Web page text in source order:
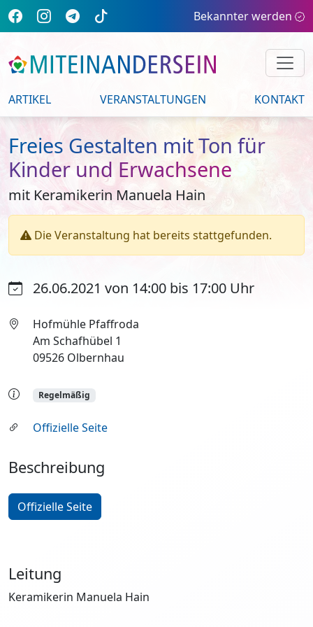
Bekannter werden
ARTIKEL VERANSTALTUNGEN KONTAKT
Freies Gestalten mit Ton für
Kinder und Erwachsene
mit Keramikerin Manuela Hain
Die Veranstaltung hat bereits stattgefunden.
26.06.2021 von 14:00 bis 17:00 Uhr
Hofmühle Pfaffroda
Am Schafhübel 1
09526 Olbernhau
Regelmäßig
Offizielle Seite
Beschreibung
Offizielle Seite
Leitung
Keramikerin Manuela Hain